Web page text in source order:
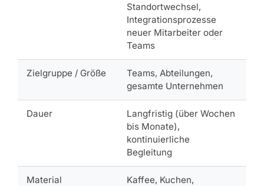
Standortwechsel,
Integrationsprozesse
neuer Mitarbeiter oder
Teams
Zielgruppe / Größe
Teams, Abteilungen,
gesamte Unternehmen
Dauer
Langfristig (über Wochen
bis Monate),
kontinuierliche
Begleitung
Material
Kaffee, Kuchen,